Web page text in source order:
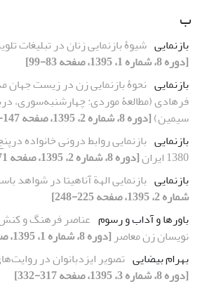
ب
بازنمایی شیوۀ بازنمایی زنان در تبلیغات
[دوره 8، شماره 1، 1395، صفحه 83-99]
بازنمایی نحوۀ بازنمایی زن در زیست‏ جهان
فرهادی (مطالعۀ موردی: چهارشنبه‌سوری،
سیمین)[دوره 8، شماره 2، 1395، صفحه 147-170]
بازنمایی بازنمایی روابط درونی خانواده
1380 ایران
[دوره 8، شماره 2، 1395، صفحه 171-192]
بازنمایی بازنمایی الهة آناهیتا در شواهد
شماره 2، 1395، صفحه 225-248]
باورها و آداب و رسوم عناصر فرهنگ و
نویسان زن معاصر [دوره 8، شماره 1، 1395، صفحه 1-22]
بهرام بیضایی تصویر ایزدبانوان در
[دوره 8، شماره 3، 1395، صفحه 317-332]